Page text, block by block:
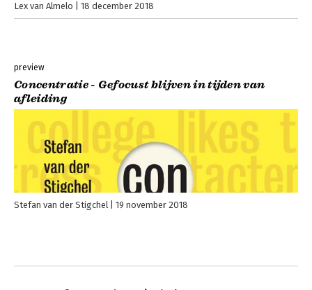
Lex van Almelo 18 december 2018
preview
Concentratie - Gefocust blijven in tijden van
afleiding
Stefan van der Stigchel 19 november 2018